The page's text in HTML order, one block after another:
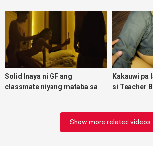
Solid Inaya ni GF ang
classmate niyang mataba sa
Kakauwi pa
si Teacher
Show more related videos